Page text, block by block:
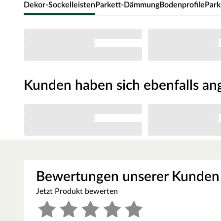
fühlt sich so an, als ob er aus unbehandeltem frisch
Dieser Boden aus Eichenholz stellt seine zeitlos schöne
Landhausdielen besitzen mit ihrer Ein-Stab-Optik einen
gemütlich wirken lässt. Die an vier Seiten umlaufende
gleichmäßiges Muster. Die weichen Anteile des
So entsteht die strukturierte, markante Oberfläche aus
Dieses Öl, prägt den rohen Look der Eiche und
Die Dielen sehen durch dieses spezielle Ölverfahren wie
gleichbleibend gegen Verschmutzungen geschützt wie
Dekor-Sockelleisten Parkett-DämmungBodenprofile
Kunden haben sich ebenfalls
Bewertungen unserer Kunden
Jetzt Produkt bewerten